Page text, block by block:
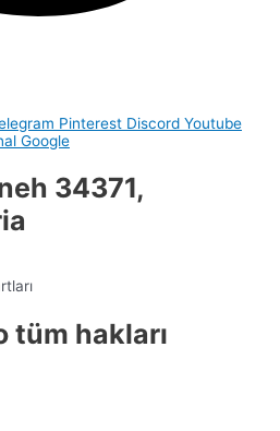
Pinterest Discord Youtube
Google
34371,
hakları